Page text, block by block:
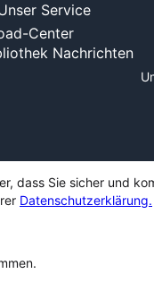
Service
Center
Nachrichten
dass Sie sicher und
Datenschutzerklärung.